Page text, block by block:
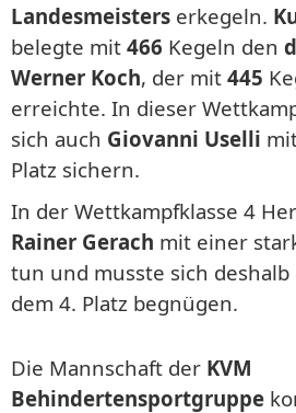
Landesmeisters erkegeln.
belegte mit 466 Kegeln den
Werner Koch, der mit 445
erreichte. In dieser
sich auch Giovanni Uselli
Platz sichern.
In der Wettkampfklasse 4
Rainer Gerach mit einer
tun und musste sich
dem 4. Platz begnügen.
Die Mannschaft der KVM
Behindertensportgruppe